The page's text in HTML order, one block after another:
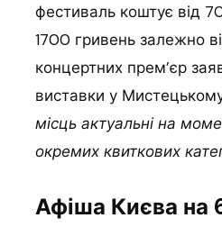
фестиваль коштує від
1700 гривень залежно
концертних прем’єр
виставки у
місць актуальні на
окремих квиткових
Афіша Києва на